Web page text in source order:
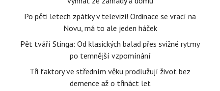
Po pěti letech zpátky v televizi! Ordinace se vrací na
Novu, má to ale jeden háček
Pět tváří Stinga: Od klasických balad přes svižné rytmy
po temnější vzpomínání
Tři faktory ve středním věku prodlužují život bez
demence až o třináct let